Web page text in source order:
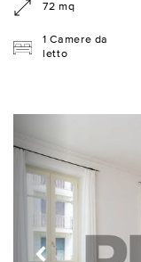
72 mq
1 Camere da
letto